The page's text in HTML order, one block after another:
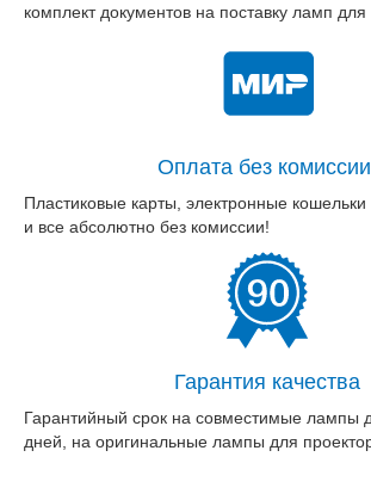
комплект документов на поставку ламп для
Оплата без
Пластиковые карты, электронные
и все абсолютно без комиссии!
Гарантия качества
Гарантийный срок на совместимые лампы
дней, на оригинальные лампы для